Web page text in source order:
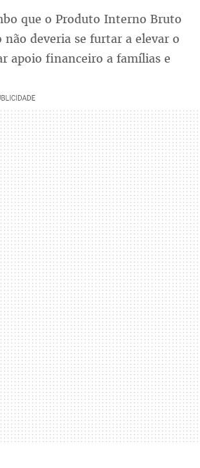
que o Produto Interno Bruto
deveria se furtar a elevar o
apoio financeiro a famílias e